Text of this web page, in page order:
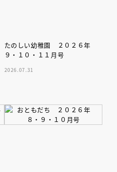
たのしい幼稚園 ２０２６年
９・１０・１１月号
2026.07.31